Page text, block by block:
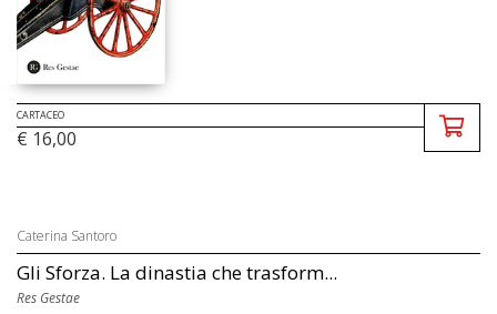
CARTACEO
€ 16,00
Caterina Santoro
Gli Sforza. La dinastia che trasform...
Res Gestae